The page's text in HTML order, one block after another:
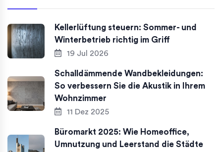
Kellerlüftung steuern: Sommer- und
Winterbetrieb richtig im Griff
19 Jul 2026
Schalldämmende Wandbekleidungen:
So verbessern Sie die Akustik in Ihrem
Wohnzimmer
11 Dez 2025
Büromarkt 2025: Wie Homeoffice,
Umnutzung und Leerstand die Städte